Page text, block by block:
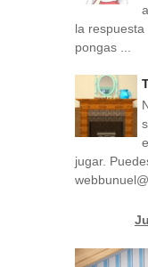
la
pongas ...
jugar.